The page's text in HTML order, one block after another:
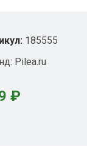
185555
Pilea.ru
₽